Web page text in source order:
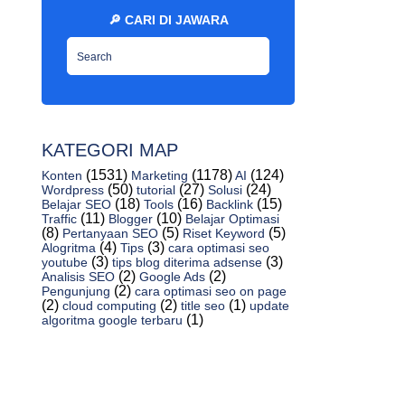
Cara Memblogging Dengan Cara Menjawab
10 Langkah Kesuksesan Website -
Jawaraspeed
Cara Mengganti Favicon Blogger Gratis -
Cara Membuat Media Kontak Blogspot
Bikin Website, Blog, Email Dan Keperluan
Marketing...
Teknik Urutan Rekomendasi Kelas Situs
Web - Jawara...
Pencarian Umum, Kotak Pencarian, Plugin
Pencarian,...
Mengatasi Gambar Thumbnail Buram Di
🔎 CARI DI JAWARA
KATEGORI MAP
Konten (1531) Marketing (1178)AI (124)
Wordpress (50) tutorial (27) Solusi (24)
Belajar SEO (18) Tools (16) Backlink (15)
Traffic (11) Blogger (10) Belajar Optimasi
(8) Pertanyaan SEO (5) Riset Keyword (5)
Alogritma (4) Tips (3) cara optimasi seo
youtube (3) tips blog diterima adsense (3)
Analisis SEO (2) Google Ads (2)
Pengunjung (2) cara optimasi seo on page
(2) cloud computing (2) title seo (1) update
algoritma google terbaru (1)